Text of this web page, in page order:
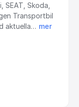
SEAT, Skoda,
Transportbil
aktuella… mer